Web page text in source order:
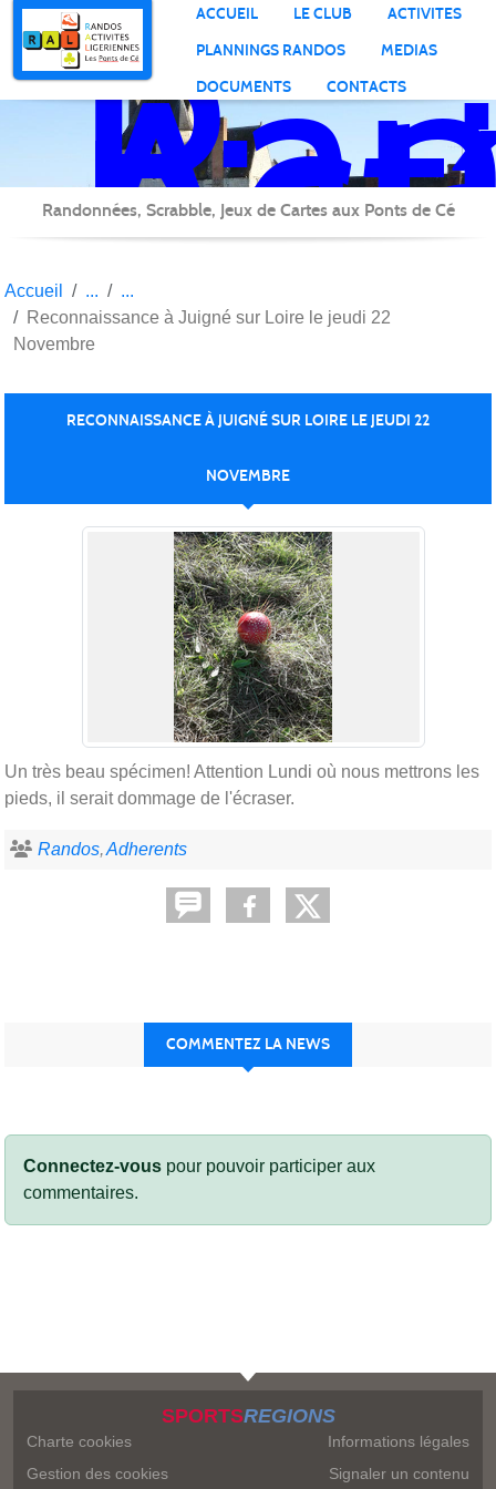
ACCUEIL LE CLUB
ACTIVITES
PLANNINGS RANDOS
MEDIAS
DOCUMENTS
CONTACTS
Randonnées, Scrabble, Jeux de Cartes aux Ponts de Cé
Accueil
Reconnaissance à Juigné sur Loire le jeudi 22
Novembre
RECONNAISSANCE À JUIGNÉ SUR LOIRE LE JEUDI 22
NOVEMBRE
Un très beau spécimen! Attention Lundi où nous mettrons les
pieds, il serait dommage de l'écraser.
Randos Adherents
COMMENTEZ LA NEWS
Connectez-vous pour pouvoir participer aux
commentaires.
SPORTSREGIONS
Charte cookies
Gestion des cookies
Informations légales
Signaler un contenu
Panneau de gestion des cookies